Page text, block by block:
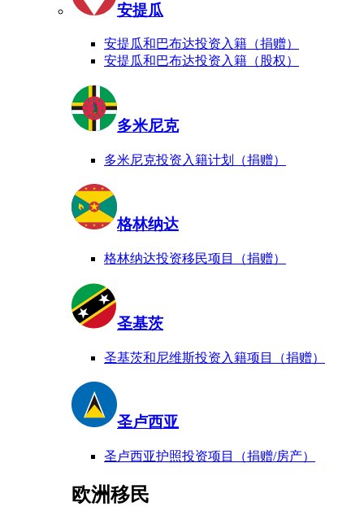
安提瓜
安提瓜和巴布达投资入籍（捐赠）
安提瓜和巴布达投资入籍（股权）
多米尼克
多米尼克投资入籍计划（捐赠）
格林纳达
格林纳达投资移民项目（捐赠）
圣基茨
圣基茨和尼维斯投资入籍项目（捐赠）
圣卢西亚
圣卢西亚护照投资项目（捐赠/房产）
欧洲移民